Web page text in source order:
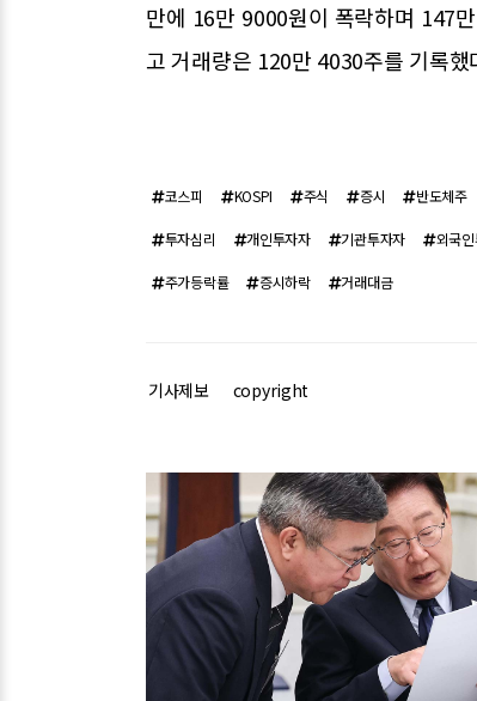
만에 16만 9000원이 폭락하며 147
고 거래량은 120만 4030주를 기록했
코스피 KOSPI 주식 증시 반도체주
투자심리 개인투자자 기관투자자 외국
주가등락률 증시하락 거래대금
기사제보 copyright
관련기사